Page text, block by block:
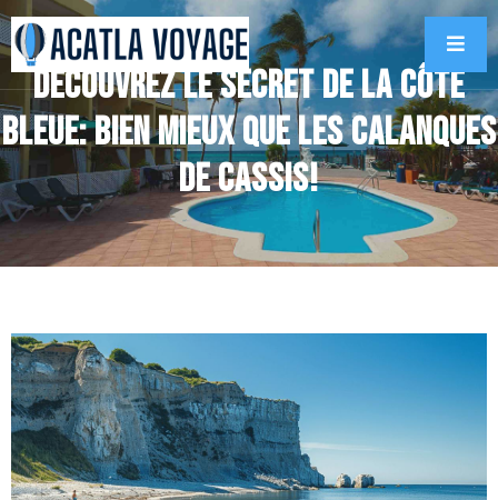
Découvrez le secret de la Côte
Bleue: bien mieux que les calanques
de Cassis!